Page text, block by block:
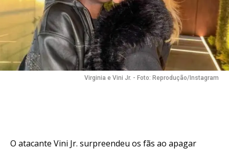
Virginia e Vini Jr. - Foto: Reprodução/Instagram
O atacante Vini Jr. surpreendeu os fãs ao apagar
Email